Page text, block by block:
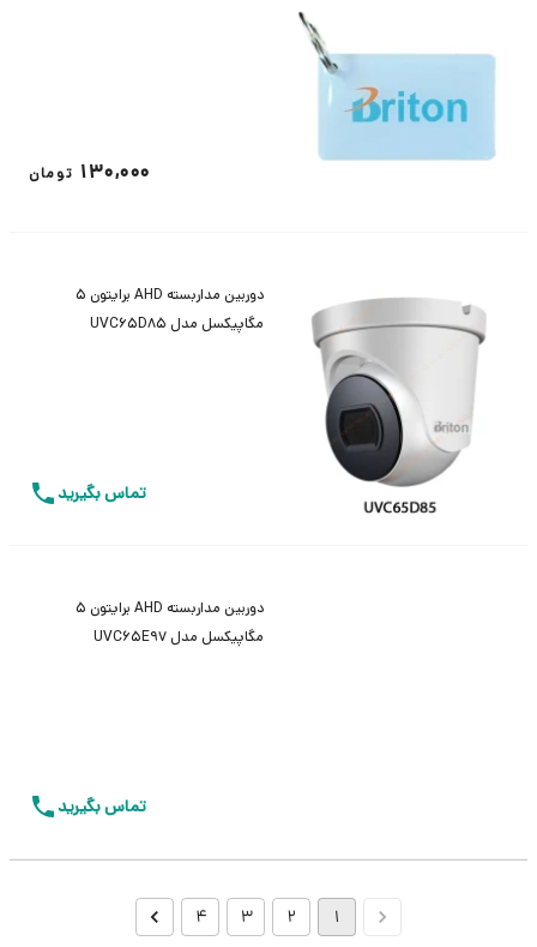
130,000 تومان
دوربین مداربسته AHD برایتون 5
مگاپیکسل مدل UVC65D85
تماس بگیرید
دوربین مداربسته AHD برایتون 5
مگاپیکسل مدل UVC65E97
تماس بگیرید
1
2
3
4